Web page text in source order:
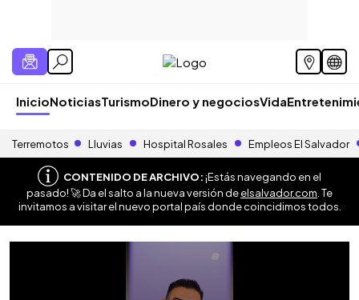
InicioNoticiasTurismoDinero y negociosVida
Terremotos Lluvias Hospital Rosales Empleos El Salvador
CONTENIDO DE ARCHIVO:¡Estás navegando en el
pasado! 🚀 Da el salto a la nueva versión deelsalvador.com . Te
invitamos a visitar el nuevo portal país donde coincidimos todos.